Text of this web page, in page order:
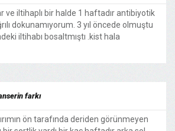
ve iltihaplı bir halde 1 haftadır antibiyotik
dokunamıyorum. 3 yıl öncede olmuştu
iltihabı bosaltmıştı .kist hala
farkı
ön tarafında deriden görünmeyen